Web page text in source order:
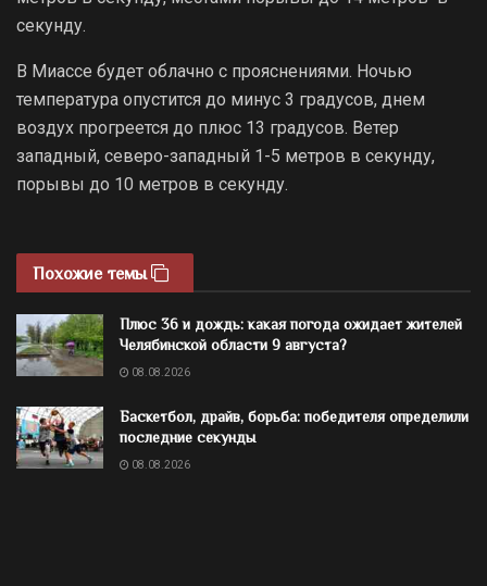
секунду.
В Миассе будет облачно с прояснениями. Ночью
температура опустится до минус 3 градусов, днем
воздух прогреется до плюс 13 градусов. Ветер
западный, северо-западный 1-5 метров в секунду,
порывы до 10 метров в секунду.
Похожие темы
Плюс 36 и дождь: какая погода ожидает жителей
Челябинской области 9 августа?
08.08.2026
Баскетбол, драйв, борьба: победителя определили
последние секунды
08.08.2026